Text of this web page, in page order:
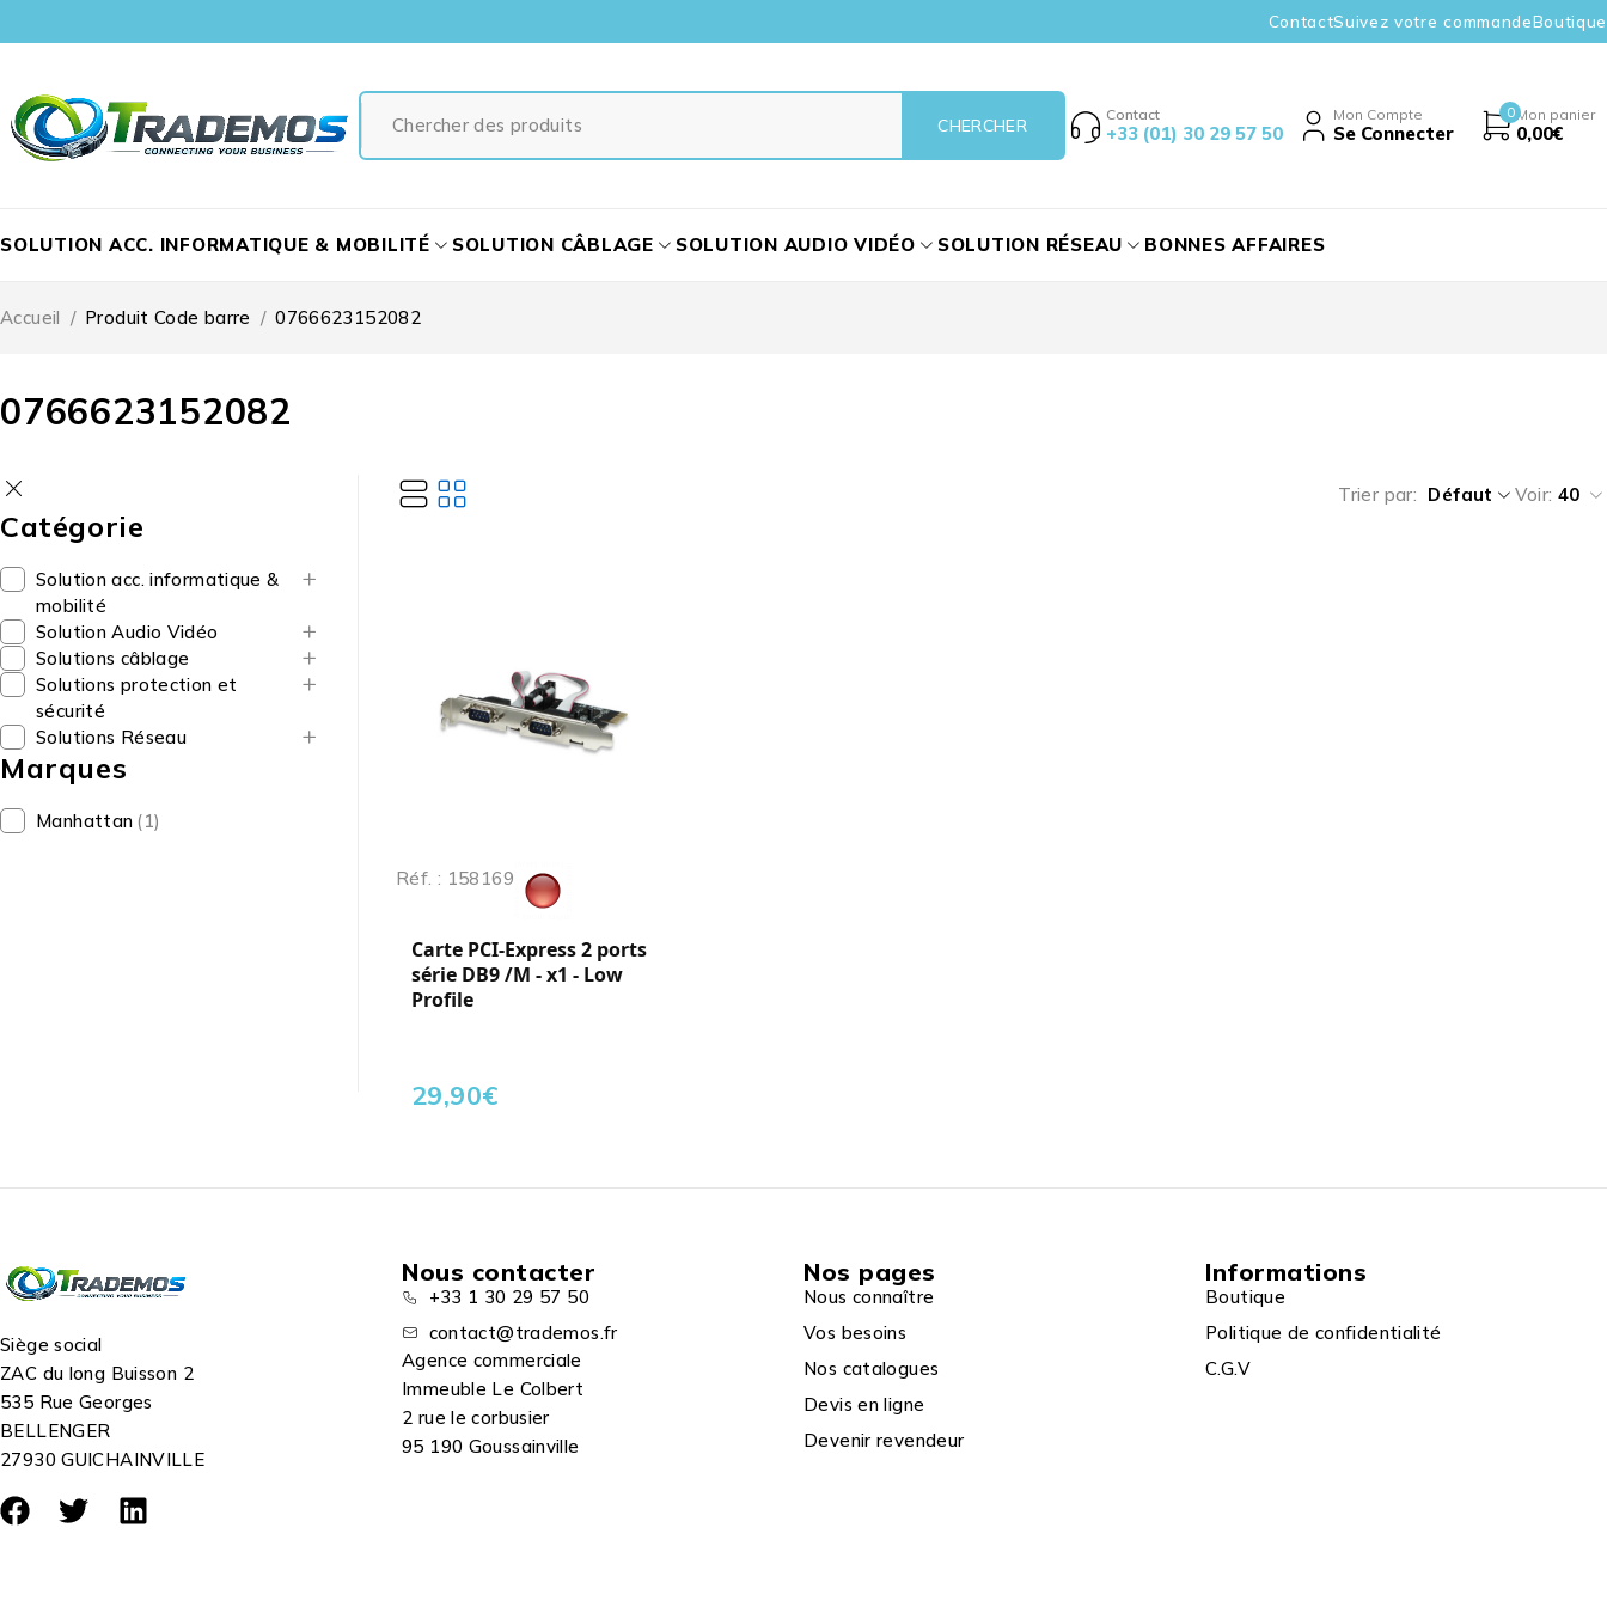
ContactSuivez votre commandeBoutique
Contact
+33 (01) 30 29 57 50
Mon Compte
Se Connecter
0 Mon panier
0,00€
SOLUTION ACC. INFORMATIQUE & MOBILITÉ SOLUTION CÂBLAGE SOLUTION AUDIO VIDÉO SOLUTION RÉSEAU BONNES AFFAIRES
0766623152082
Accueil / Produit Code barre / 0766623152082
Catégorie
Solution acc. informatique &
mobilité
Solution Audio Vidéo
Solutions câblage
Solutions protection et
sécurité
Solutions Réseau
Marques
Manhattan (1)
Trier par Défaut Voir: 40
Réf. : 158169
Carte PCI-Express 2 ports
série DB9 /M - x1 - Low
Profile
29,90€
Siège social
ZAC du long Buisson 2
535 Rue Georges
BELLENGER
27930 GUICHAINVILLE
Nous contacter
+33 1 30 29 57 50
contact@trademos.fr
Agence commerciale
Immeuble Le Colbert
2 rue le corbusier
95 190 Goussainville
Nos pages
Nous connaître
Vos besoins
Nos catalogues
Devis en ligne
Devenir revendeur
Informations
Boutique
Politique de confidentialité
C.G.V